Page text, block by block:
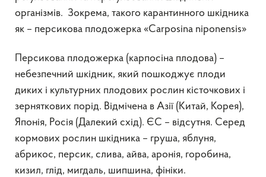
організмів. Зокрема, такого карантинного шкідника
як – персикова плодожерка «Carposina niponensis»
Персикова плодожерка (карпосіна плодова) –
небезпечний шкідник, який пошкоджує плоди
диких і культурних плодових рослин кісточкових і
зерняткових порід. Відмічена в Азії (Китай, Корея),
Японія, Росія (Далекий схід). ЄС – відсутня. Серед
кормових рослин шкідника – груша, яблуня,
абрикос, персик, слива, айва, аронія, горобина,
кизил, глід, мигдаль, шипшина, фініки.